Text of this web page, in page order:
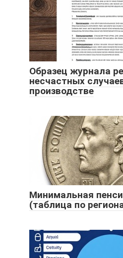
Образец журнала
несчастных
производстве
Минимальная
(таблица по